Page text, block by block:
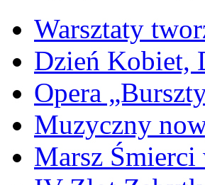
Warsztaty
Dzień Kobiet,
Opera
Muzyczny
Marsz